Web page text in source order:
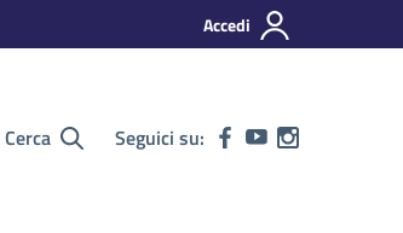
Accedi
Cerca Seguici su: